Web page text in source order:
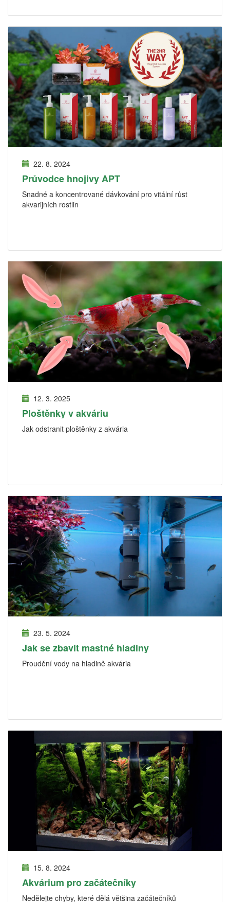
22. 8. 2024
Průvodce hnojivy APT
Snadné a koncentrované dávkování pro vitální růst
akvarijních rostlin
12. 3. 2025
Ploštěnky v akváriu
Jak odstranit ploštěnky z akvária
23. 5. 2024
Jak se zbavit mastné hladiny
Proudění vody na hladině akvária
15. 8. 2024
Akvárium pro začátečníky
Nedělejte chyby, které dělá většina začátečníků